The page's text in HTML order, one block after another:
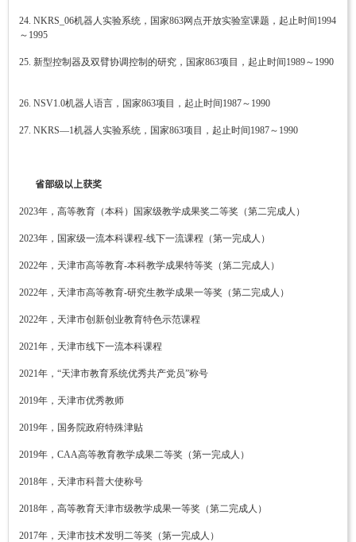
24. NKRS_06机器人实验系统，国家863网点开放实验室课题，起止时间1994
～1995
25. 新型控制器及双臂协调控制的研究，国家863项目，起止时间1989～1990
26. NSV1.0机器人语言，国家863项目，起止时间1987～1990
27. NKRS—1机器人实验系统，国家863项目，起止时间1987～1990
省部级以上获奖
2023年，高等教育（本科）国家级教学成果奖二等奖（第二完成人）
2023年，国家级一流本科课程-线下一流课程（第一完成人）
2022年，天津市高等教育-本科教学成果特等奖（第二完成人）
2022年，天津市高等教育-研究生教学成果一等奖（第二完成人）
2022年，天津市创新创业教育特色示范课程
2021年，天津市线下一流本科课程
2021年，“天津市教育系统优秀共产党员”称号
2019年，天津市优秀教师
2019年，国务院政府特殊津贴
2019年，CAA高等教育教学成果二等奖（第一完成人）
2018年，天津市科普大使称号
2018年，高等教育天津市级教学成果一等奖（第二完成人）
2017年，天津市技术发明二等奖（第一完成人）